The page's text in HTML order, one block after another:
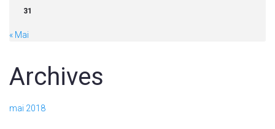
31
« Mai
Archives
mai 2018